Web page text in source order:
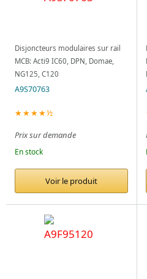
Disjoncteurs modulaires sur rail
MCB: Acti9 IC60, DPN, Domae,
NG125, C120
A9S70763
★★★★½
Prix sur demande
En stock
Voir le produit